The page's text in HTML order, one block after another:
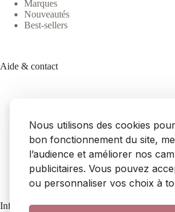
Nous utilisons des cookies
bon fonctionnement du site,
l’audience et améliorer nos
publicitaires. Vous pouvez
ou personnaliser vos choix à
Marques
Nouveautés
Best-sellers
Aide & contact
FAQ
Livraison
Retours & remboursements
SAV
Mon compte
Informations